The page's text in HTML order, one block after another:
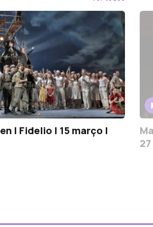
| Fidelio | 15 março |